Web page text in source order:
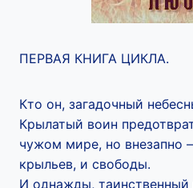
ПЕРВАЯ КНИГА ЦИКЛА.
Кто он, загадочный
Крылатый воин
чужом мире, но внезапно
крыльев, и свободы.
И однажды, таинственный